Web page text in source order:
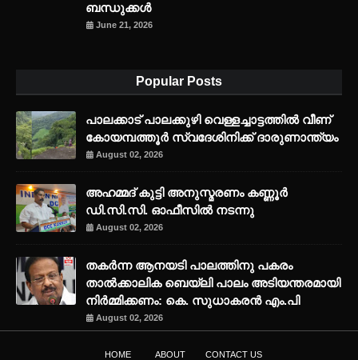
ബന്ധുക്കൾ
June 21, 2026
Popular Posts
പാലക്കാട് പാലക്കുഴി വെള്ളച്ചാട്ടത്തില്‍ വീണ്
കോയമ്പത്തൂര്‍ സ്വദേശിനിക്ക് ദാരുണാന്ത്യം
August 02, 2026
അഹമ്മദ് കുട്ടി അനുസ്മരണം കണ്ണൂർ
ഡി.സി.സി. ഓഫീസിൽ നടന്നു
August 02, 2026
തകർന്ന ആനയടി പാലത്തിനു പകരം
താൽക്കാലിക ബെയ്‌ലി പാലം അടിയന്തരമായി
നിർമ്മിക്കണം: കെ. സുധാകരൻ എം.പി
August 02, 2026
HOME ABOUT CONTACT US